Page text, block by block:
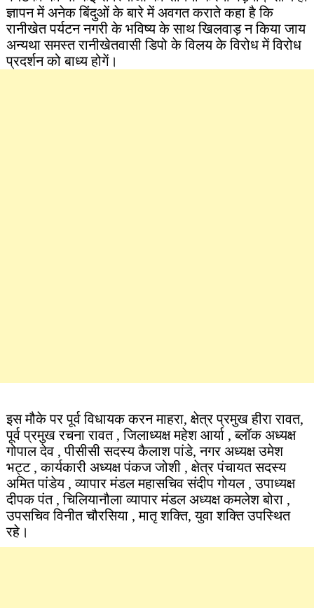
ज्ञापन में अनेक बिंदुओं के बारे में अवगत कराते कहा है कि
रानीखेत पर्यटन नगरी के भविष्य के साथ खिलवाड़ न किया जाय
अन्यथा समस्त रानीखेतवासी डिपो के विलय के विरोध में विरोध
प्रदर्शन को बाध्य होगें।
इस मौके पर पूर्व विधायक करन माहरा, क्षेत्र प्रमुख हीरा रावत,
पूर्व प्रमुख रचना रावत , जिलाध्यक्ष महेश आर्या , ब्लॉक अध्यक्ष
गोपाल देव , पीसीसी सदस्य कैलाश पांडे, नगर अध्यक्ष उमेश
भट्ट , कार्यकारी अध्यक्ष पंकज जोशी , क्षेत्र पंचायत सदस्य
अमित पांडेय , व्यापार मंडल महासचिव संदीप गोयल , उपाध्यक्ष
दीपक पंत , चिलियानौला व्यापार मंडल अध्यक्ष कमलेश बोरा ,
उपसचिव विनीत चौरसिया , मातृ शक्ति, युवा शक्ति उपस्थित
रहे।